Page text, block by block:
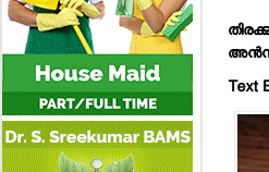
Text